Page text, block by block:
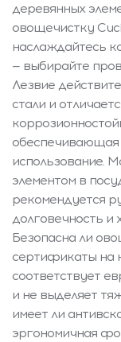
деревянных
овощечистку
наслаждайтесь
— выбирайте
Лезвие
стали и
обеспечивающая
использование.
элементом в
рекомендуется
долговечность
Безопасна ли
сертификаты на
соответствует
и не выделяет
имеет ли
эргономичная